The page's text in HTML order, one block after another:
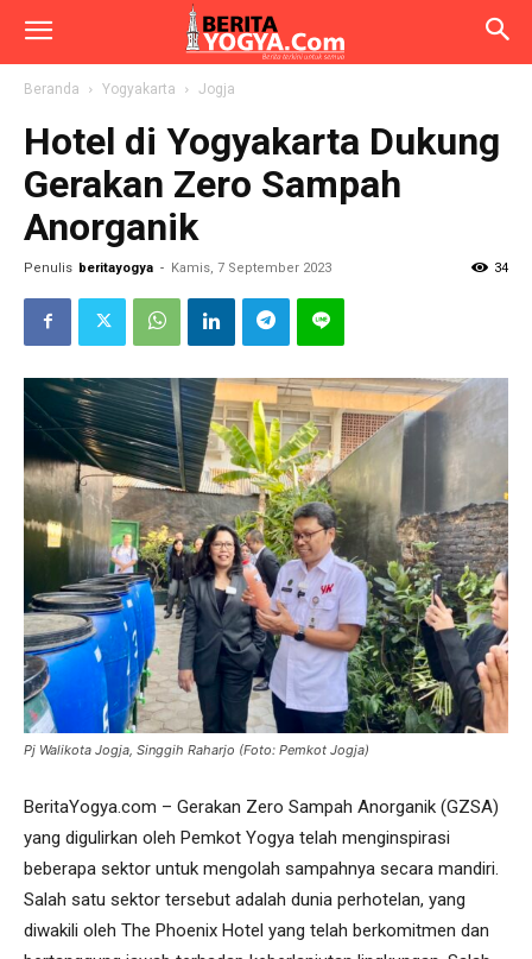
Beranda Yogyakarta Jogja
Hotel di Yogyakarta Dukung
Gerakan Zero Sampah
Anorganik
Penulis beritayogya - Kamis, 7 September 2023 34
Pj Walikota Jogja, Singgih Raharjo (Foto: Pemkot Jogja)
BeritaYogya.com – Gerakan Zero Sampah Anorganik (GZSA)
yang digulirkan oleh Pemkot Yogya telah menginspirasi
beberapa sektor untuk mengolah sampahnya secara mandiri.
Salah satu sektor tersebut adalah dunia perhotelan, yang
diwakili oleh The Phoenix Hotel yang telah berkomitmen dan